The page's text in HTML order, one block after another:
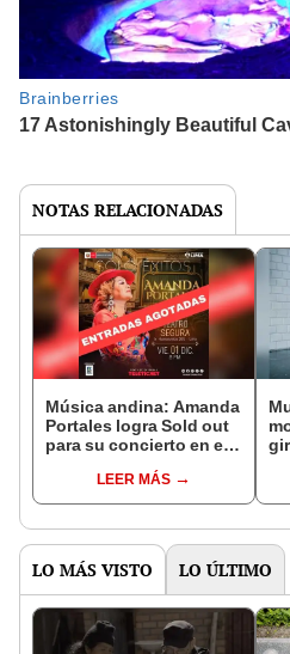
NOTAS RELACIONADAS
Música andina: Amanda
Portales logra Sold out
para su concierto en el
LEER MÁS
LO MÁS VISTO LO ÚLTIMO